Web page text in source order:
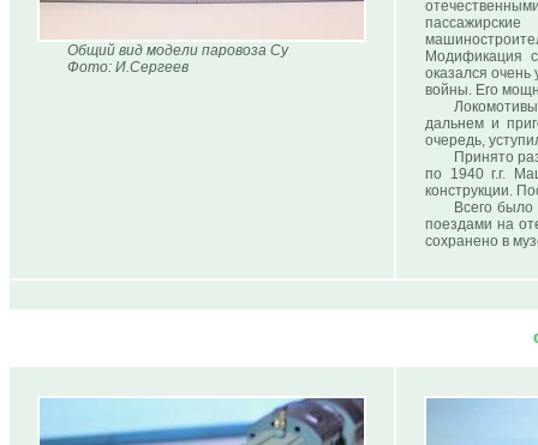
Общий вид модели паровоза Су
Фото: И.Сергеев
Модификация
оказался
войны. Его
дальнем и
очередь,
Принято
по 1940 г.г.
конструкции.
Всего
поездами на
сохранено в